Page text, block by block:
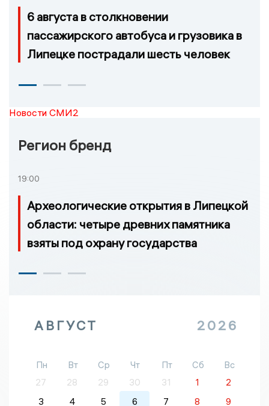
6 августа в столкновении
пассажирского автобуса и грузовика в
Липецке пострадали шесть человек
Новости СМИ2
Регион бренд
19:00
Археологические открытия в Липецкой
области: четыре древних памятника
взяты под охрану государства
АВГУСТ 2026
Пн Вт Ср Чт Пт Сб
Вс
27
28 29 30 31 1
2
3
4 5 6 7 8 9